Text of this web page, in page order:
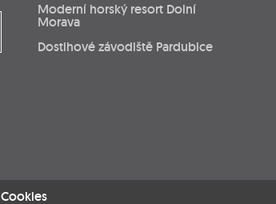
Moderní horský resort Dolní
Morava
Dostihové závodiště Pardubice
Cookies